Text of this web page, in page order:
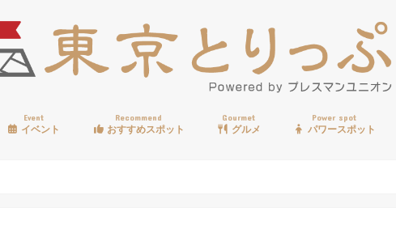
Event
イベント
Recommend
おすすめスポット
Gourmet
グルメ
Power spot
パワースポット